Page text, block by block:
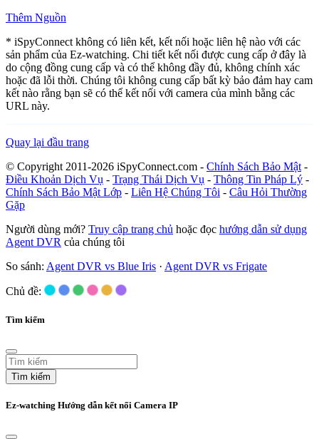
Thêm Nguồn
* iSpyConnect không có liên kết, kết nối hoặc liên hệ nào với các
sản phẩm của Ez-watching. Chi tiết kết nối được cung cấp ở đây là
do cộng đồng cung cấp và có thể không đầy đủ, không chính xác
hoặc đã lỗi thời. Chúng tôi không cung cấp bất kỳ bảo đảm hay cam
kết nào rằng bạn sẽ có thể kết nối với camera của mình bằng các
URL này.
Quay lại đầu trang
© Copyright 2011-2026 iSpyConnect.com - Chính Sách Bảo Mật -
Điều Khoản Dịch Vụ - Trạng Thái Dịch Vụ - Thông Tin Pháp Lý -
Chính Sách Bảo Mật Lớp - Liên Hệ Chúng Tôi - Câu Hỏi Thường
Gặp
Người dùng mới? Truy cập trang chủ hoặc đọc hướng dẫn sử dụng
Agent DVR của chúng tôi
So sánh: Agent DVR vs Blue Iris · Agent DVR vs Frigate
Chủ đề:
Tìm kiếm
Tìm kiếm
Ez-watching Hướng dẫn kết nối Camera IP